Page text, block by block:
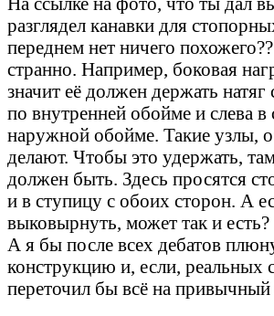
разглядел канавки для
переднем нет ничего
странно. Например, боковая
значит её должен держать натяг
по внутренней обойме и слева в
наружной обойме. Такие узлы,
делают. Чтобы это удержать,
должен быть. Здесь просятся
и в ступицу с обоих сторон. А
выковырнуть, может так и есть?
А я бы после всех дебатов
конструкцию и, если, реальных
переточил бы всё на привычный